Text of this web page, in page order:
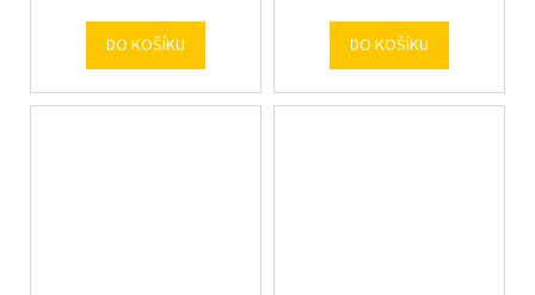
DO KOŠÍKU DO KOŠÍKU